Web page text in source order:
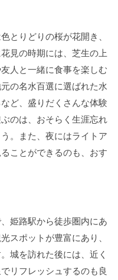
とりどりの桜が花開き、
見の時期には、芝生の上
人と一緒に食事を楽しむ
の名水百選に選ばれた水
ど、盛りだくさんな体験
のは、おそらく生涯忘れ
。また、夜にはライトア
ことができるのも、おす
姫路駅から徒歩圏内にあ
スポットが豊富にあり、
城を訪れた後には、近く
リフレッシュするのも良